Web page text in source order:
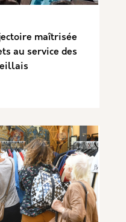
maîtrisée
au service des